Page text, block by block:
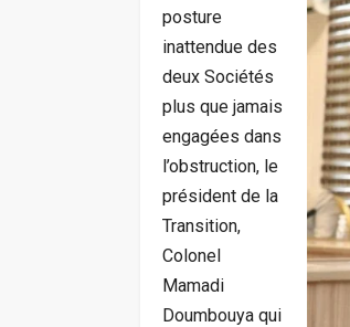
posture
inattendue des
deux Sociétés
plus que jamais
engagées dans
l’obstruction, le
président de la
Transition,
Colonel
Mamadi
Doumbouya qui